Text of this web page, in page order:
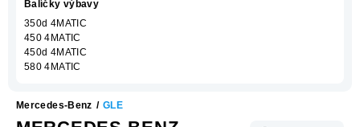
Mercedes-Benz / GLE
Balíčky výbavy
350d 4MATIC
450 4MATIC
450d 4MATIC
580 4MATIC